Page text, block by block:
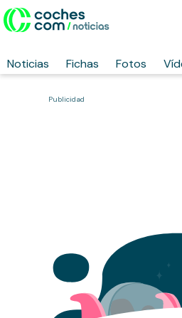
Noticias Fichas Fotos
Publicidad